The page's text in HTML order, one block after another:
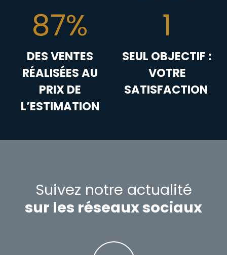
87%
DES VENTES
RÉALISÉES AU
PRIX DE
L’ESTIMATION
1
SEUL OBJECTIF :
VOTRE
SATISFACTION
Suivez notre actualité
sur les réseaux sociaux